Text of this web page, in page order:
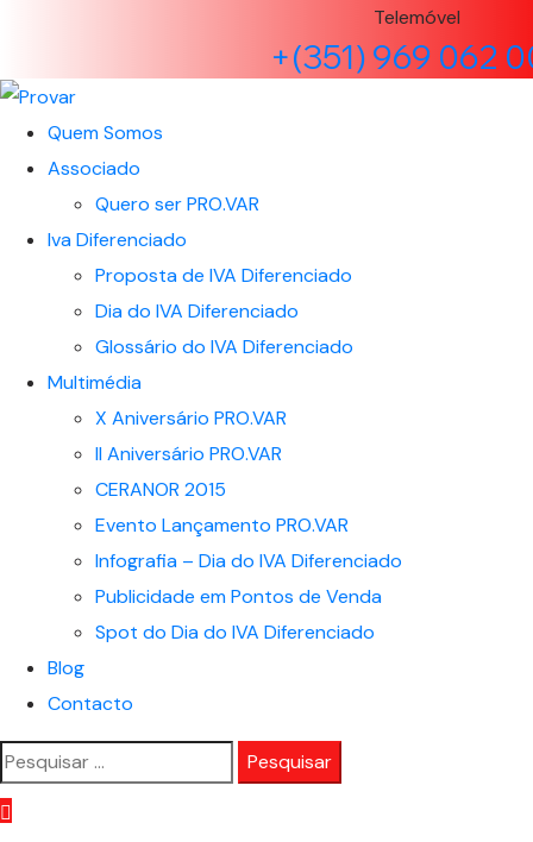
Telemóvel
+(351) 969 062
Quem Somos
Associado
Quero ser PRO.VAR
Iva Diferenciado
Proposta de IVA Diferenciado
Dia do IVA Diferenciado
Glossário do IVA Diferenciado
Multimédia
X Aniversário PRO.VAR
II Aniversário PRO.VAR
CERANOR 2015
Evento Lançamento PRO.VAR
Infografia – Dia do IVA Diferenciado
Publicidade em Pontos de Venda
Spot do Dia do IVA Diferenciado
Blog
Contacto
Pesquisar
por: